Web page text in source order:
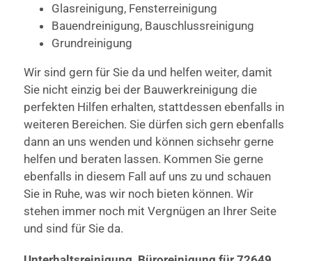
Glasreinigung, Fensterreinigung
Bauendreinigung, Bauschlussreinigung
Grundreinigung
Wir sind gern für Sie da und helfen weiter, damit
Sie nicht einzig bei der Bauwerkreinigung die
perfekten Hilfen erhalten, stattdessen ebenfalls in
weiteren Bereichen. Sie dürfen sich gern ebenfalls
dann an uns wenden und können sichsehr gerne
helfen und beraten lassen. Kommen Sie gerne
ebenfalls in diesem Fall auf uns zu und schauen
Sie in Ruhe, was wir noch bieten können. Wir
stehen immer noch mit Vergnügen an Ihrer Seite
und sind für Sie da.